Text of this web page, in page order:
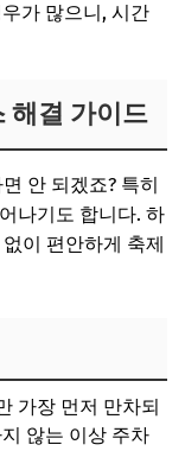
가 많으니, 시간
해결 가이드
안 되겠죠? 특히
나기도 합니다. 하
이 편안하게 축제
가장 먼저 만차되
않는 이상 주차